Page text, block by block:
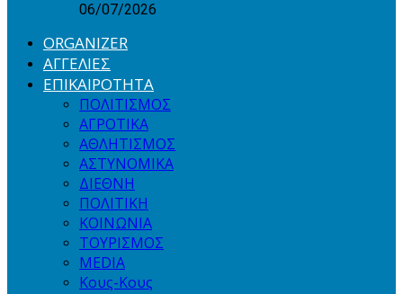
06/07/2026
ORGANIZER
ΑΓΓΕΛΙΕΣ
ΕΠΙΚΑΙΡΟΤΗΤΑ
ΠΟΛΙΤΙΣΜΟΣ
ΑΓΡΟΤΙΚΑ
ΑΘΛΗΤΙΣΜΟΣ
ΑΣΤΥΝΟΜΙΚΑ
ΔΙΕΘΝΗ
ΠΟΛΙΤΙΚΗ
ΚΟΙΝΩΝΙΑ
ΤΟΥΡΙΣΜΟΣ
MEDIA
Κους-Κους